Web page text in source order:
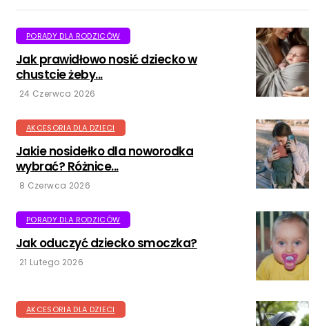
PORADY DLA RODZICÓW
Jak prawidłowo nosić dziecko w
chustcie żeby...
24 Czerwca 2026
AKCESORIA DLA DZIECI
Jakie nosidełko dla noworodka
wybrać? Różnice...
8 Czerwca 2026
PORADY DLA RODZICÓW
Jak oduczyć dziecko smoczka?
21 Lutego 2026
AKCESORIA DLA DZIECI